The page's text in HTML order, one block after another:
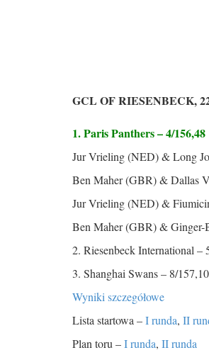
GCL OF RIESENBECK,
1. Paris Panthers – 4/156,48
Jur Vrieling (NED) & Long
Ben Maher (GBR) & Dallas
Jur Vrieling (NED) &
Ben Maher (GBR) & Ginger-
2. Riesenbeck International –
3. Shanghai Swans – 8/157,10
Wyniki szczegółowe
Lista startowa –I runda, II
Plan toru –I runda, II runda